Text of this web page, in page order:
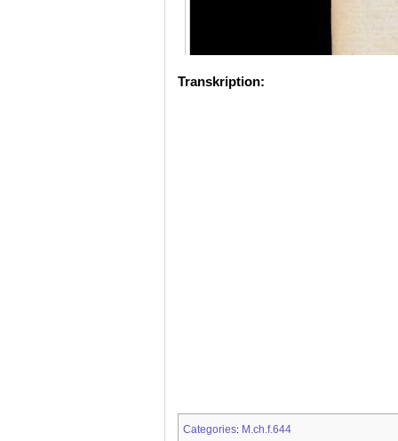
Transkription:
Categories: M.ch.f.644